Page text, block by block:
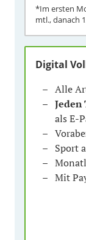
*Im ersten
mtl., danach
Digital
Alle
Jeden
als E-
Sport
Mit